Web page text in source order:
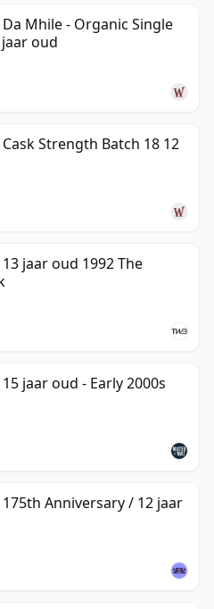
Mhile - Organic Single
oud
Strength Batch 18 12
jaar oud 1992 The
jaar oud - Early 2000s
Anniversary / 12 jaar